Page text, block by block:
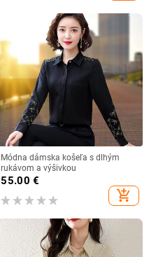
Módna dámska košeľa s dlhým
rukávom a výšivkou
55.00 €
add_shopping_cart